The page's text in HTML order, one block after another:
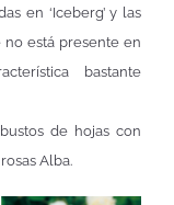
en ‘Iceberg’ y las
no está presente en
bastante
de hojas con
Alba.